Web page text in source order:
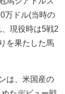
万ドル(当時の
現役時は5戦2
を果たした馬
は、米国産の